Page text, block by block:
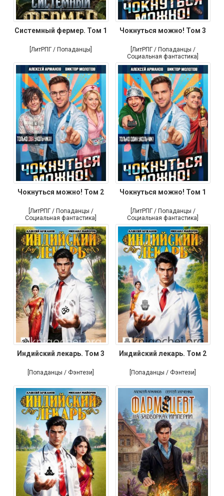
Системный фермер. Том 1
[ЛитРПГ / Попаданцы]
Чокнуться можно! Том 3
[ЛитРПГ / Попаданцы /
Социальная фантастика]
Чокнуться можно! Том 2
[ЛитРПГ / Попаданцы /
Социальная фантастика]
Чокнуться можно! Том 1
[ЛитРПГ / Попаданцы /
Социальная фантастика]
Индийский лекарь. Том 3
[Попаданцы / Фэнтези]
Индийский лекарь. Том 2
[Попаданцы / Фэнтези]